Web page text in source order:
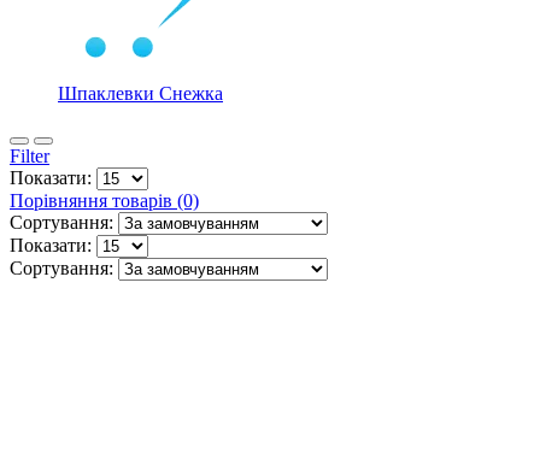
Шпаклевки Снежка
Filter
Показати:
Порівняння товарів (0)
Сортування:
Показати:
Сортування: